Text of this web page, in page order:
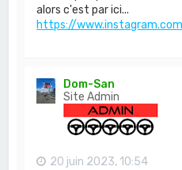
alors c'est par ici...
https://
Dom-San
Site Admin
20 juin 2023, 10:54